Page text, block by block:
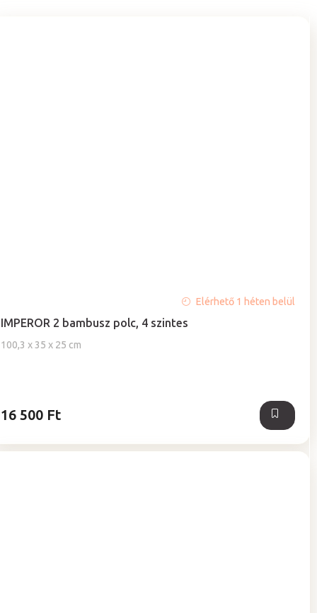
IMPEROR 2 bambusz polc, 4 szintes
100,3 x 35 x 25 cm
Elérhető 1 héten belül
16 500 Ft